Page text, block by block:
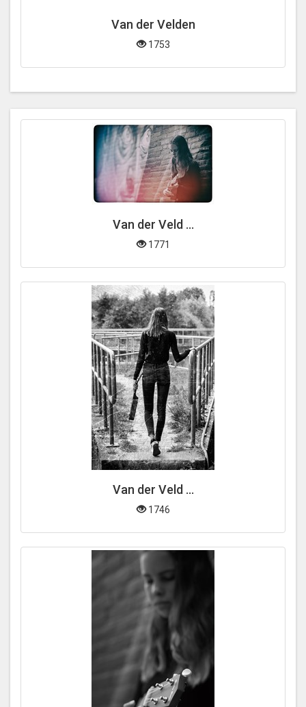
Van der Velden
1753
Van der Veld ...
1771
Van der Veld ...
1746